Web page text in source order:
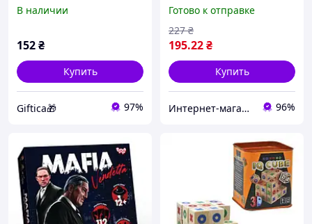
В наличии
152₴
Купить
Giftica🎁 97%
Готово к отправке
195.22₴
227 ₴
Купить
Интернет-магазин "NOWA" - товары для всей семьи! 96%